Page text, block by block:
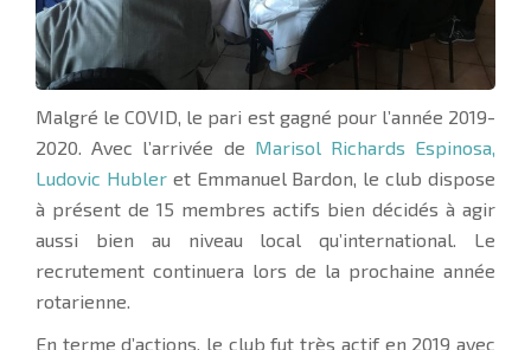
Malgré le COVID, le pari est gagné pour l’année 2019-
2020. Avec l’arrivée de Marisol Richards Espinosa,
Ludovic Hubleret Emmanuel Bardon, le club dispose
à présent de 15 membres actifs bien décidés à agir
aussi bien au niveau local qu’international. Le
recrutement continuera lors de la prochaine année
rotarienne.
En terme d’actions, le club fut très actif en 2019 avec